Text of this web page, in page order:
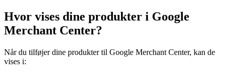
Hvor vises dine produkter i Google
Merchant Center?
Når du tilføjer dine produkter til Google Merchant Center, kan de
vises i: